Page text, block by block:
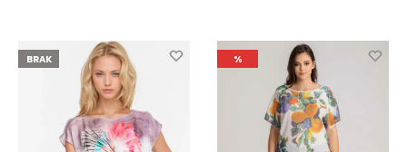
BRAK %